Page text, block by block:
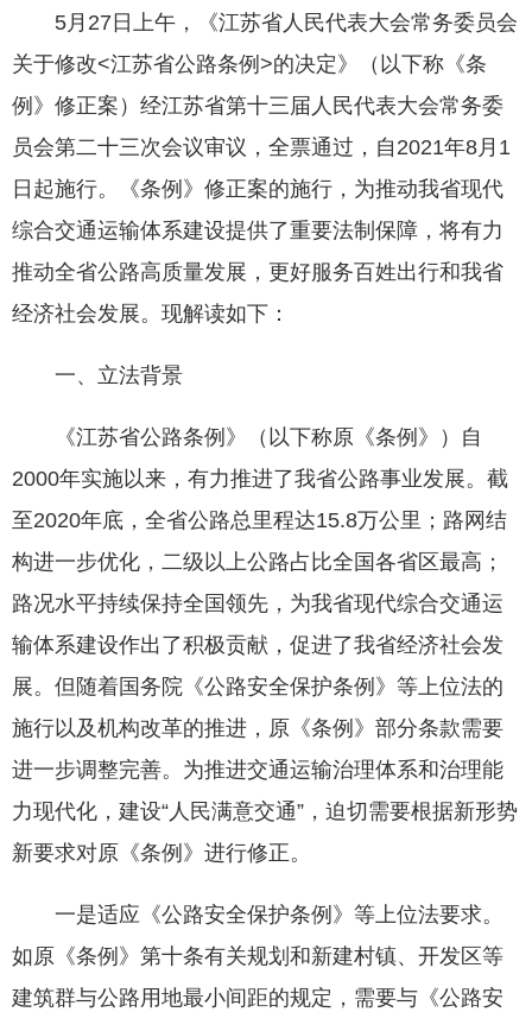
5月27日上午，《江苏省人民代表大会常务委员会
关于修改<江苏省公路条例>的决定》（以下称《条
例》修正案）经江苏省第十三届人民代表大会常务委
员会第二十三次会议审议，全票通过，自2021年8月1
日起施行。《条例》修正案的施行，为推动我省现代
综合交通运输体系建设提供了重要法制保障，将有力
推动全省公路高质量发展，更好服务百姓出行和我省
经济社会发展。现解读如下：
一、立法背景
《江苏省公路条例》（以下称原《条例》）自
2000年实施以来，有力推进了我省公路事业发展。截
至2020年底，全省公路总里程达15.8万公里；路网结
构进一步优化，二级以上公路占比全国各省区最高；
路况水平持续保持全国领先，为我省现代综合交通运
输体系建设作出了积极贡献，促进了我省经济社会发
展。但随着国务院《公路安全保护条例》等上位法的
施行以及机构改革的推进，原《条例》部分条款需要
进一步调整完善。为推进交通运输治理体系和治理能
力现代化，建设“人民满意交通”，迫切需要根据新形势
新要求对原《条例》进行修正。
一是适应《公路安全保护条例》等上位法要求。
如原《条例》第十条有关规划和新建村镇、开发区等
建筑群与公路用地最小间距的规定，需要与《公路安